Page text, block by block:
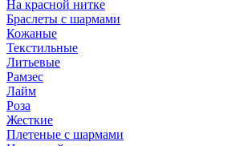
На красной нитке
Браслеты с шармами
Кожаные
Текстильные
Литьевые
Рамзес
Лайм
Роза
Жесткие
Плетеные с шармами